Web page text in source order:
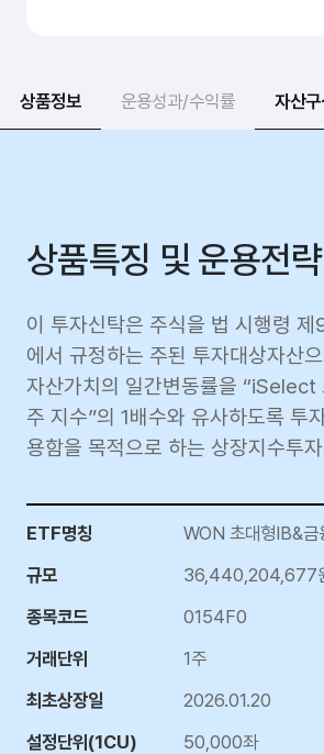
상품정보 운용성과/수익률 자산
상품특징 및 운용전략
이 투자신탁은 주식을 법 시행령
에서 규정하는 주된 투자대상자산
자산가치의 일간변동률을 “iSelect
주 지수”의 1배수와 유사하도록 투
용함을 목적으로 하는 상장지수투
ETF명칭
WON 초대형IB&
규모
36,440,204,677
종목코드
0154F0
거래단위
1주
최초상장일
2026.01.20
설정단위(1CU)
50,000좌